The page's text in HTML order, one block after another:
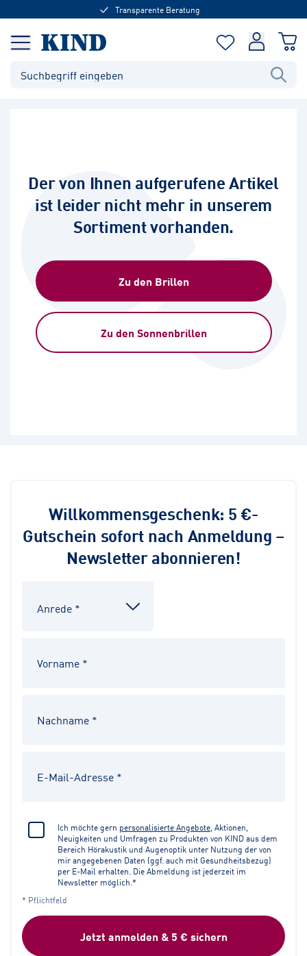
Transparente Beratung
Der von Ihnen aufgerufene Artikel
ist leider nicht mehr in unserem
Sortiment vorhanden.
Zu den Brillen
Zu den Sonnenbrillen
Willkommensgeschenk: 5 €-
Gutschein sofort nach Anmeldung –
Newsletter abonnieren!
Ich möchte gern personalisierte Angebote, Aktionen,
Neuigkeiten und Umfragen zu Produkten von KIND aus dem
Bereich Hörakustik und Augenoptik unter Nutzung der von
mir angegebenen Daten (ggf. auch mit Gesundheitsbezug)
per E-Mail erhalten. Die Abmeldung ist jederzeit im
Newsletter möglich.*
* Pflichtfeld
Jetzt anmelden & 5 € sichern